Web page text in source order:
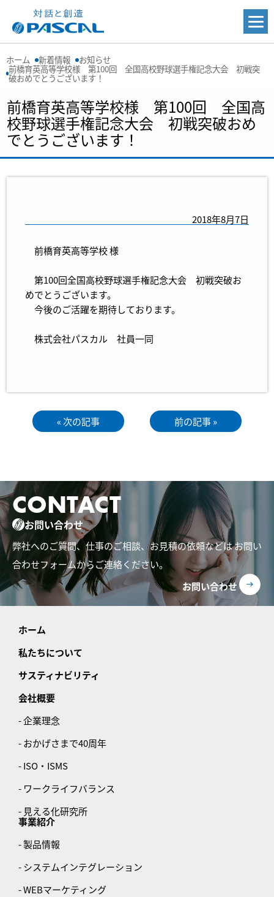
ホーム 新着情報 お知らせ
前橋育英高等学校様 第100回 全国高校野球選手権記念大会 初戦突
破おめでとうございます！
前橋育英高等学校様 第100回 全国高
校野球選手権記念大会 初戦突破おめ
でとうございます！
2018年8月7日
前橋育英高等学校 様
第100回全国高校野球選手権記念大会 初戦突破お
めでとうございます。
今後のご活躍を期待しております。
株式会社パスカル 社員一同
« 次の記事 前の記事 »
CONTACT
お問い合わせ
弊社へのご質問、仕事のご相談、お見積の依頼などはお問い
合わせフォームからご連絡ください。
お問い合わせ
ホーム
私たちについて
サスティナビリティ
会社概要
- 企業理念
- おかげさまで40周年
- ISO・ISMS
- ワークライフバランス
- 見える化研究所
事業紹介
- 製品情報
- システムインテグレーション
- WEBマーケティング